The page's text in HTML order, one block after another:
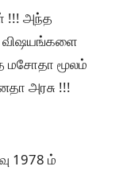
!!! அந்த
விஷயங்களை
மசோதா மூலம்
அரசு !!!
1978 ம்